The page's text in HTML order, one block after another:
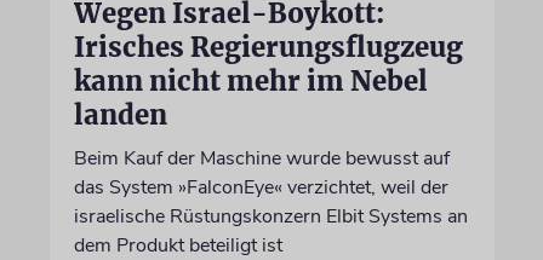
Wegen Israel-Boykott:
Irisches Regierungsflugzeug
kann nicht mehr im Nebel
landen
Beim Kauf der Maschine wurde bewusst auf
das System »FalconEye« verzichtet, weil der
israelische Rüstungskonzern Elbit Systems an
dem Produkt beteiligt ist